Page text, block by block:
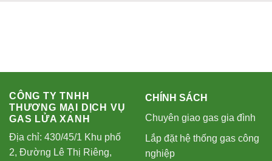
CÔNG TY TNHH
THƯƠNG MẠI DỊCH VỤ
GAS LỬA XANH
Địa chỉ: 430/45/1 Khu phố
2, Đường Lê Thị Riêng,
CHÍNH SÁCH
Chuyên giao gas gia đình
Lắp đặt hệ thống gas công
nghiệp